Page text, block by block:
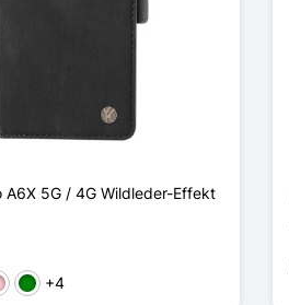
A6X 5G / 4G Wildleder-Effekt
Grün+4